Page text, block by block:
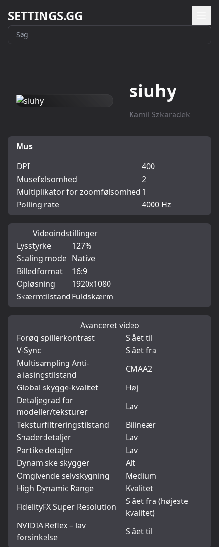
SETTINGS.GG
siuhy
Kamil Szkaradek
Mus
DPI
400
Musefølsomhed
2
Multiplikator for zoomfølsomhed1
Polling rate
4000 Hz
Videoindstillinger
Lysstyrke
127%
Scaling mode Native
Billedformat
16:9
Opløsning
1920x1080
SkærmtilstandFuldskærm
Avanceret video
Forøg spillerkontrast
Slået til
V-Sync
Slået fra
Multisampling Anti-
aliasingstilstand
CMAA2
Global skygge-kvalitet
Høj
Detaljegrad for
modeller/teksturer
Lav
Teksturfiltreringstilstand
Bilineær
Shaderdetaljer
Lav
Partikeldetajler
Lav
Dynamiske skygger
Alt
Omgivende selvskygning
Medium
High Dynamic Range
Kvalitet
FidelityFX Super Resolution
Slået fra (højeste
kvalitet)
NVIDIA Reflex – lav
forsinkelse
Slået til